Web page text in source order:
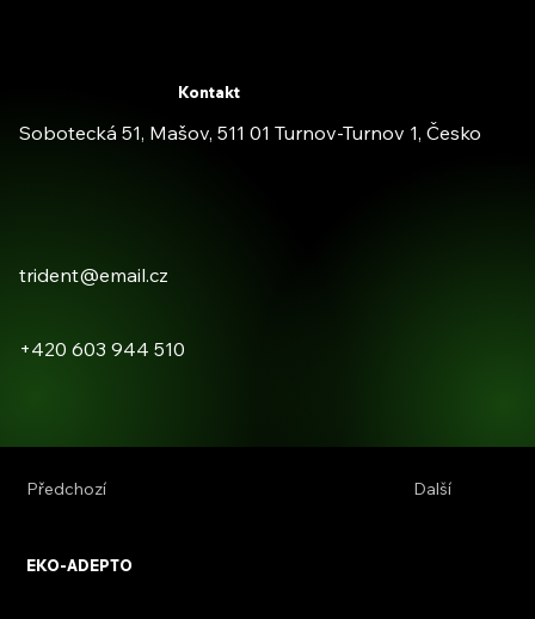
Další
Předchozí
+420 603 944 510
Kontakt
Sobotecká 51, Mašov, 511 01 Turnov-Turnov 1, Česko
trident@email.cz
EKO-ADEPTO